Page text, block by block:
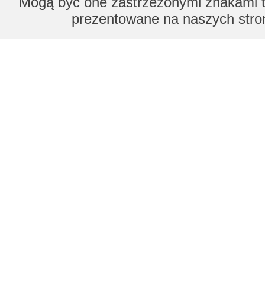
prezentowane na naszych